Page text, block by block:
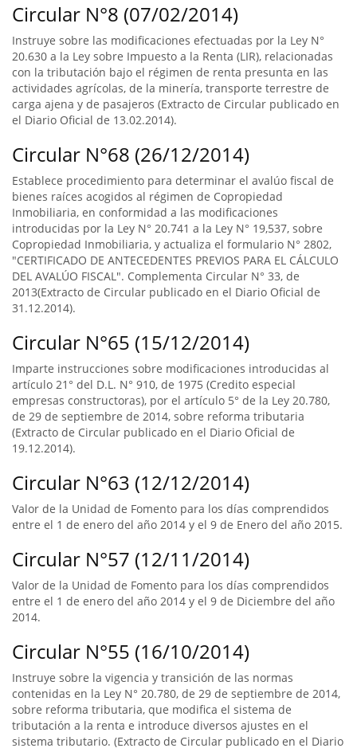
Circular N°8 (07/02/2014)
Instruye sobre las modificaciones efectuadas por la Ley N°
20.630 a la Ley sobre Impuesto a la Renta (LIR), relacionadas
con la tributación bajo el régimen de renta presunta en las
actividades agrícolas, de la minería, transporte terrestre de
carga ajena y de pasajeros (Extracto de Circular publicado en
el Diario Oficial de 13.02.2014).
Circular N°68 (26/12/2014)
Establece procedimiento para determinar el avalúo fiscal de
bienes raíces acogidos al régimen de Copropiedad
Inmobiliaria, en conformidad a las modificaciones
introducidas por la Ley N° 20.741 a la Ley N° 19,537, sobre
Copropiedad Inmobiliaria, y actualiza el formulario N° 2802,
"CERTIFICADO DE ANTECEDENTES PREVIOS PARA EL CÁLCULO
DEL AVALÚO FISCAL". Complementa Circular N° 33, de
2013(Extracto de Circular publicado en el Diario Oficial de
31.12.2014).
Circular N°65 (15/12/2014)
Imparte instrucciones sobre modificaciones introducidas al
artículo 21° del D.L. N° 910, de 1975 (Credito especial
empresas constructoras), por el artículo 5° de la Ley 20.780,
de 29 de septiembre de 2014, sobre reforma tributaria
(Extracto de Circular publicado en el Diario Oficial de
19.12.2014).
Circular N°63 (12/12/2014)
Valor de la Unidad de Fomento para los días comprendidos
entre el 1 de enero del año 2014 y el 9 de Enero del año 2015.
Circular N°57 (12/11/2014)
Valor de la Unidad de Fomento para los días comprendidos
entre el 1 de enero del año 2014 y el 9 de Diciembre del año
2014.
Circular N°55 (16/10/2014)
Instruye sobre la vigencia y transición de las normas
contenidas en la Ley N° 20.780, de 29 de septiembre de 2014,
sobre reforma tributaria, que modifica el sistema de
tributación a la renta e introduce diversos ajustes en el
sistema tributario. (Extracto de Circular publicado en el Diario